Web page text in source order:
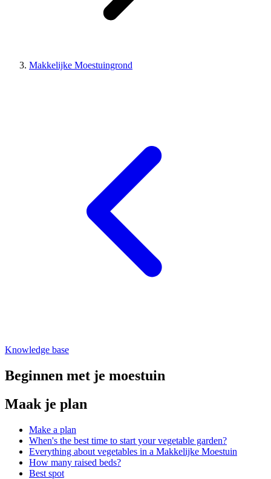
Makkelijke Moestuingrond
Knowledge base
Beginnen met je moestuin
Maak je plan
Make a plan
When's the best time to start your vegetable garden?
Everything about vegetables in a Makkelijke Moestuin
How many raised beds?
Best spot